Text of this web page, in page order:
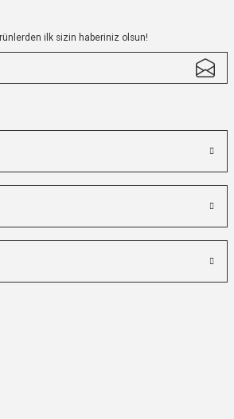
ilk sizin haberiniz olsun!